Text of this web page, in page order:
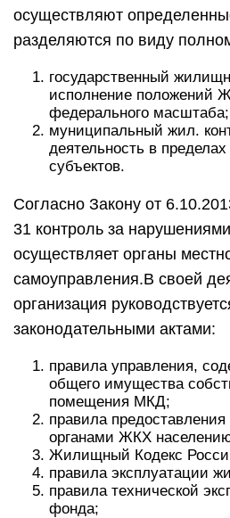
осуществляют
разделяются по виду
государственный
исполнение положений
федерального масштаба;
муниципальный жил.
деятельность в пределах
субъектов.
Согласно Закону от
31 контроль за
осуществляет органы
самоуправления.В своей
организация
законодательными актами:
правила управления,
общего имущества
помещения МКД;
правила
органами ЖКХ
Жилищный Кодекс
правила эксплуатации
правила технической
фонда;